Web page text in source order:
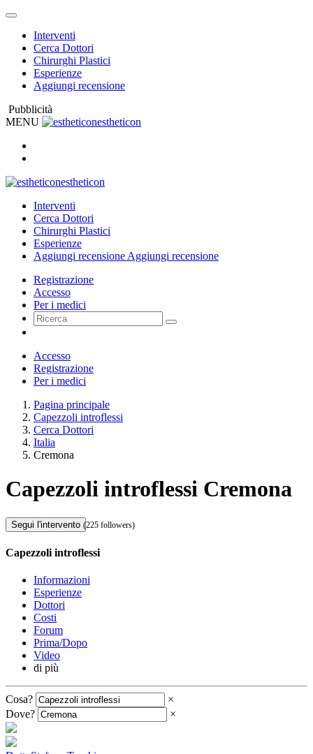
Interventi
Cerca Dottori
Chirurghi Plastici
Esperienze
Aggiungi recensione
Pubblicità
MENU
estheticon
estheticon
Interventi
Cerca Dottori
Chirurghi Plastici
Esperienze
Aggiungi recensione Aggiungi recensione
Registrazione
Accesso
Per i medici
Accesso
Registrazione
Per i medici
Pagina principale
Capezzoli introflessi
Cerca Dottori
Italia
Cremona
Capezzoli introflessi Cremona
Segui l'intervento (225 followers)
Capezzoli introflessi
Informazioni
Esperienze
Dottori
Costi
Forum
Prima/Dopo
Video
di più
Cosa?
×
Dove?
×